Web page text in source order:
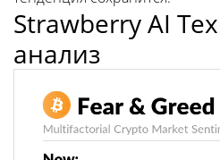
Strawberry AI
анализ